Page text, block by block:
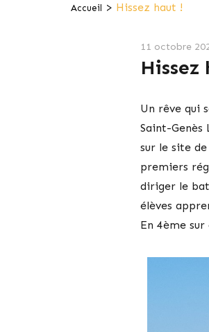
Accueil > Hissez haut !
11 octobre
Hissez
Un rêve qui
Saint-Genès
sur le site
premiers
diriger le
élèves
En 4ème